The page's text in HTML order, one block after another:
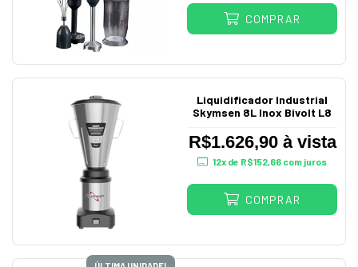
COMPRAR
Liquidificador Industrial
Skymsen 8L Inox Bivolt L8
R$1.626,90 à vista
12x de R$152,66 com juros
COMPRAR